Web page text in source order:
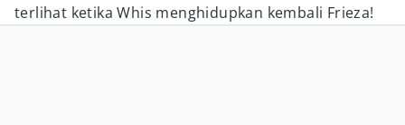
terlihat ketika Whis menghidupkan kembali Frieza!